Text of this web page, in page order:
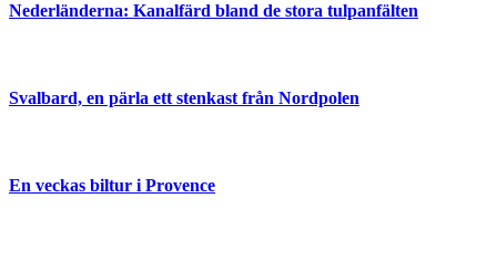
Nederländerna: Kanalfärd bland de stora tulpanfälten
Svalbard, en pärla ett stenkast från Nordpolen
En veckas biltur i Provence